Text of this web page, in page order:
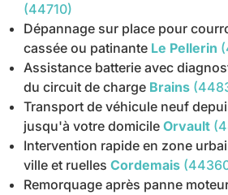
(44710)
Dépannage sur place pour
cassée ou patinante Le Pellerin
Assistance batterie avec
du circuit de charge Brains
Transport de véhicule neuf
jusqu'à votre domicile Orvault
Intervention rapide en zone
ville et ruelles Cordemais
Remorquage après panne